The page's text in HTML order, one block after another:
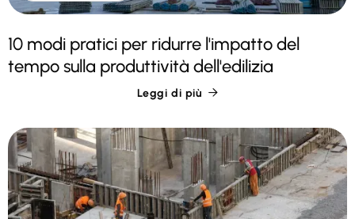
10 modi pratici per ridurre l'impatto del
tempo sulla produttività dell'edilizia
Leggi di più 